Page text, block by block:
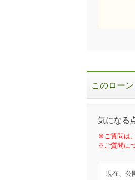
このロー
気になる
※ご質問は
※ご質問に
現在、公